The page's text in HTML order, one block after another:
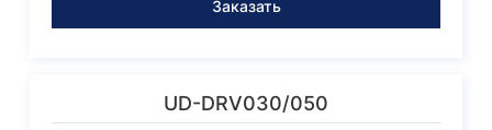
Заказать
UD-DRV030/050